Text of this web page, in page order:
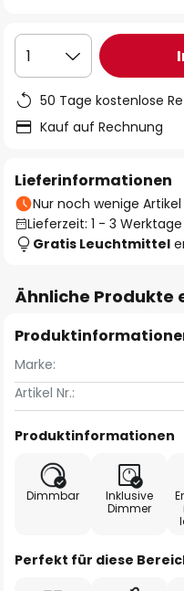
1
50 Tage kostenlose
Kauf auf Rechnung
Lieferinformationen
Nur noch wenige
Lieferzeit: 1 - 3 Werktage
Gratis Leuchtmittel
Ähnliche Produkte
Marke:
Artikel Nr.:
Produktinformationen
Dimmbar
Inklusive
Dimmer
Perfekt für diese